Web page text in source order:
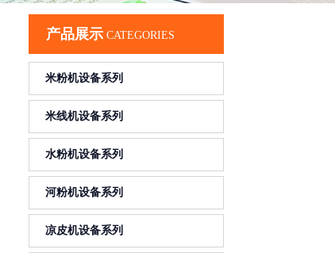
产品展示 CATEGORIES
米粉机设备系列
米线机设备系列
水粉机设备系列
河粉机设备系列
凉皮机设备系列